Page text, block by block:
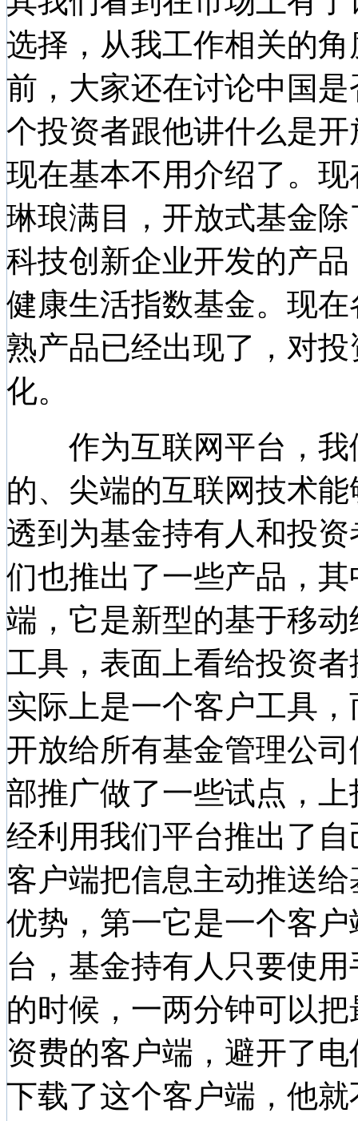
选择，从我工作相关的
前，大家还在讨论中国
个投资者跟他讲什么是
现在基本不用介绍了。
琳琅满目，开放式基金
科技创新企业开发的产
健康生活指数基金。现
熟产品已经出现了，对
化。
作为互联网平台，我
的、尖端的互联网技术
透到为基金持有人和投
们也推出了一些产品，
端，它是新型的基于移
工具，表面上看给投资
实际上是一个客户工具
开放给所有基金管理公
部推广做了一些试点，
经利用我们平台推出了
客户端把信息主动推送
优势，第一它是一个客
台，基金持有人只要使
的时候，一两分钟可以
资费的客户端，避开了
下载了这个客户端，他